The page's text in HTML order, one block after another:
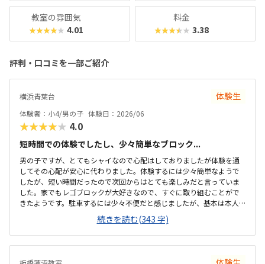
教室の雰囲気
★★★★★ 4.01
料金
★★★★★ 3.38
評判・口コミを一部ご紹介
横浜青葉台 体験生
体験者：小4/男の子 体験日：2026/06
★★★★★ 4.0
短時間での体験でしたし、少々簡単なブロック...
男の子ですが、とてもシャイなので心配はしておりましたが体験を通
してその心配が安心に代わりました。体験するには少々簡単なようで
したが、短い時間だったので次回からはとても楽しみだと言っていま
した。家でもレゴブロックが大好きなので、すぐに取り組むことがで
きたようです。駐車するには少々不便だと感じましたが、基本は本人
の送迎だけになるので問題ないと感じましたし、駅ちかでなくても車
なので問題ないです落ち着いた雰囲気でしたが、作業スペースが子供
の人数には狭いのではないかと思いました。せめて1か月3回 もしく
は90分ではなく120分だといいかなと、プログラミング教室は週1回の
続きを読む(343 字)